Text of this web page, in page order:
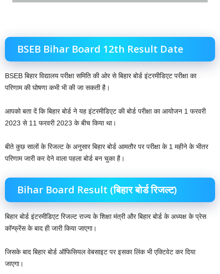
BSEB Bihar Board 12th Result Date
BSEB बिहार विद्यालय परीक्षा समिति की ओर से बिहार बोर्ड इंटरमीडिएट परीक्षा का
परिणाम की घोषणा कभी भी की जा सकती है।
आपको बता दें कि बिहार बोर्ड ने यह इंटरमीडिएट की बोर्ड परीक्षा का आयोजन 1 फरवरी
2023 से 11 फरवरी 2023 के बीच किया था। ‌
बीते कुछ सालों के रिजल्ट के अनुसार बिहार बोर्ड आमतौर पर परीक्षा के 1 महीने के भीतर
परिणाम जारी कर देने वाला पहला बोर्ड बन चुका है।
Bihar Board Result (बिहार बोर्ड रिजल्ट)
बिहार बोर्ड इंटरमीडिएट रिजल्ट राज्य के शिक्षा मंत्री और बिहार बोर्ड के अध्यक्ष के प्रेस
कॉन्फ्रेंस के बाद ही जारी किया जाएगा।
जिसके बाद बिहार बोर्ड ऑफिसियल वेबसाइट पर इसका लिंक भी एक्टिवेट कर दिया
जाएगा।